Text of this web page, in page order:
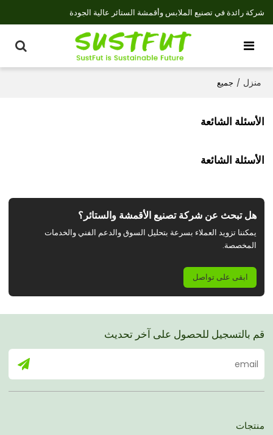
شركة رائدة في تصنيع الملابس وأقمشة الستائر عالية الجودة
منزل / جميع
الأسئلة الشائعة
الأسئلة الشائعة
هل تبحث عن شركة تصنيع الأقمشة والستائر؟
يمكننا تزويد العملاء بسرعة بتحليل السوق والدعم الفني والخدمات
المخصصة.
ابقى على تواصل
قم بالتسجيل للحصول على آخر تحديث
منتجات